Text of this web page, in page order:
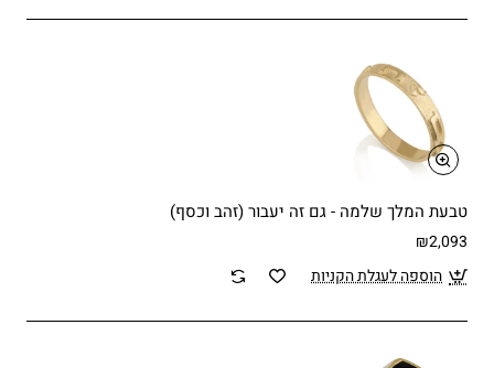
טבעת המלך שלמה - גם זה יעבור (זהב וכסף)
₪2,093
הוספה לעגלת הקניות